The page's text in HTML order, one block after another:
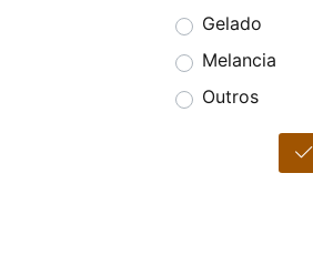
Gelado
Melancia
Outros